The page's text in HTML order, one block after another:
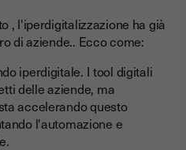
, l'iperdigitalizzazione ha già
di aziende.. Ecco come:
iperdigitale. I tool digitali
delle aziende, ma
accelerando questo
l'automazione e